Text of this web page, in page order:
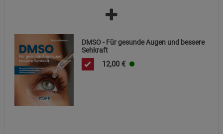
DMSO - Für gesunde Augen und bessere
Sehkraft
12,00 €